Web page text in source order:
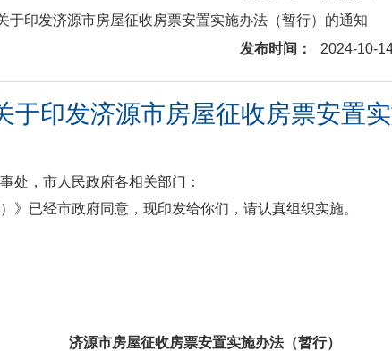
于印发济源市房屋征收房票安置实施办法（暂行）的通知
发布时间： 2024-10-
于印发济源市房屋征收房票安置
处，市人民政府各相关部门：
》已经市政府同意，现印发给你们，请认真组织实施。
济源市房屋征收房票安置实施办法（暂行）